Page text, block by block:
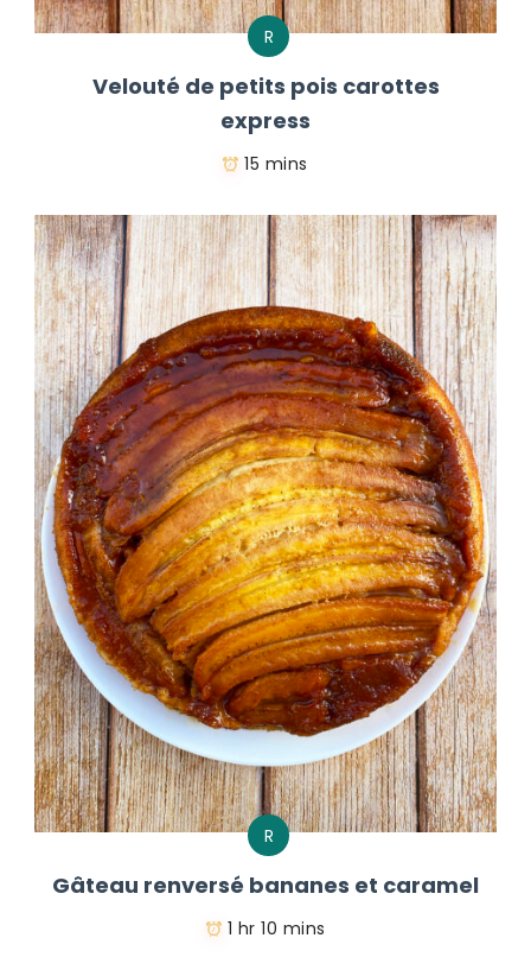
R
Velouté de petits pois carottes
express
15 mins
R
Gâteau renversé bananes et caramel
1 hr 10 mins